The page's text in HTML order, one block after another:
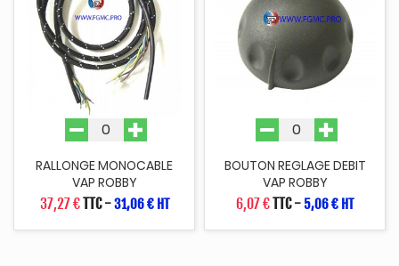
RALLONGE MONOCABLE
VAP ROBBY
37,27 €TTC-31,06 € HT
BOUTON REGLAGE DEBIT
VAP ROBBY
6,07 €TTC- 5,06 € HT